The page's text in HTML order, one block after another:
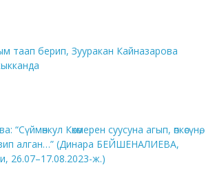
таап берип, Зууракан Кайназарова
Көкөмерен суусуна агып, өпкөсүнө,
алган…” (Динара БЕЙШЕНАЛИЕВА,
26.07–17.08.2023-ж.)